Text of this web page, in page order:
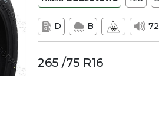
D B
265 /75 R16